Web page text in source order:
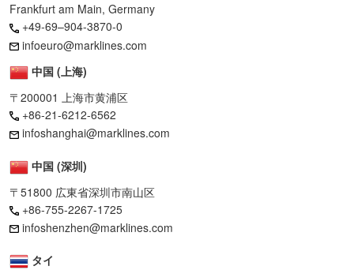
Frankfurt am Main, Germany
+49-69–904-3870-0
infoeuro@marklines.com
中国 (上海)
〒200001 上海市黄浦区
+86-21-6212-6562
infoshanghai@marklines.com
中国 (深圳)
〒51800 広東省深圳市南山区
+86-755-2267-1725
infoshenzhen@marklines.com
タイ